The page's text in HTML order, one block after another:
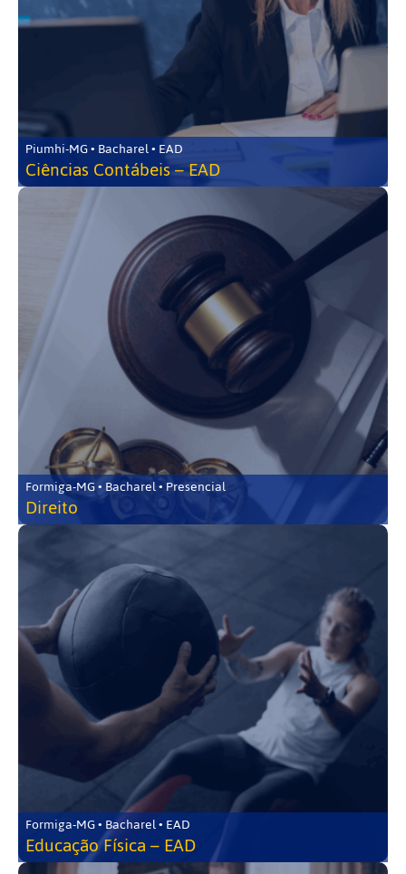
Piumhi-MG • Bacharel • EAD
Ciências Contábeis – EAD
Formiga-MG • Bacharel • Presencial
Direito
Formiga-MG • Bacharel • EAD
Educação Física – EAD